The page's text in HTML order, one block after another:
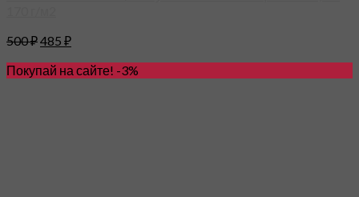
500₽485 ₽
Покупай на сайте! -3%